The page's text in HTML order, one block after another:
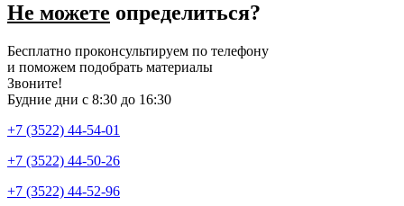
Не можете определиться?
Бесплатно проконсультируем по телефону
и поможем подобрать материалы
Звоните!
Будние дни с 8:30 до 16:30
+7 (3522) 44-54-01
+7 (3522) 44-50-26
+7 (3522) 44-52-96